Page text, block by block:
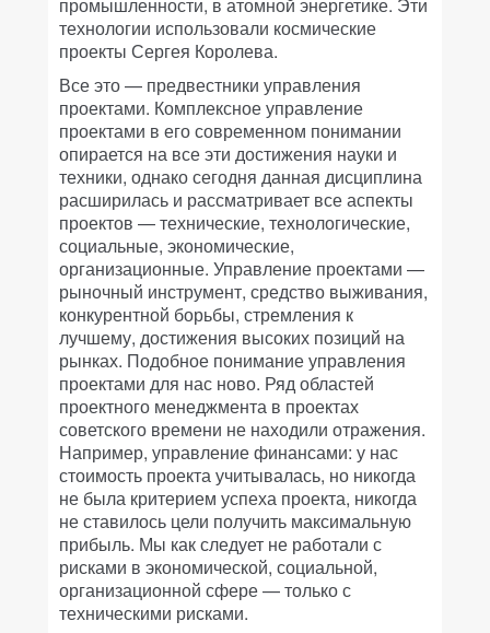
технологии использовали космические
проекты Сергея Королева.
Все это — предвестники управления
проектами. Комплексное управление
проектами в его современном понимании
опирается на все эти достижения науки и
техники, однако сегодня данная дисциплина
расширилась и рассматривает все аспекты
проектов — технические, технологические,
социальные, экономические,
организационные. Управление проектами —
рыночный инструмент, средство выживания,
конкурентной борьбы, стремления к
лучшему, достижения высоких позиций на
рынках. Подобное понимание управления
проектами для нас ново. Ряд областей
проектного менеджмента в проектах
советского времени не находили отражения.
Например, управление финансами: у нас
стоимость проекта учитывалась, но никогда
не была критерием успеха проекта, никогда
не ставилось цели получить максимальную
прибыль. Мы как следует не работали с
рисками в экономической, социальной,
организационной сфере — только с
техническими рисками.